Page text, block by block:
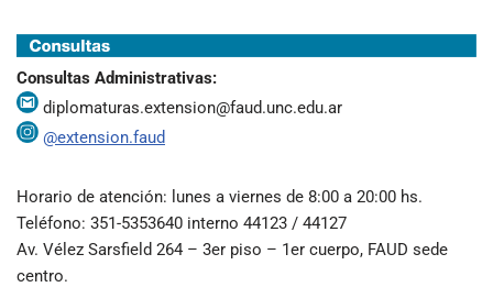
Consultas Administrativas:
diplomaturas.extension@faud.unc.edu.ar
@extension.faud
Horario de atención: lunes a viernes de 8:00 a 20:00 hs.
Teléfono: 351-5353640 interno 44123 / 44127
Av. Vélez Sarsfield 264 – 3er piso – 1er cuerpo, FAUD sede
centro.